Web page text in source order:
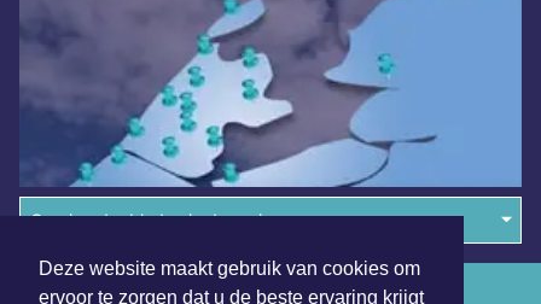
Deze website maakt gebruik van cookies om
ervoor te zorgen dat u de beste ervaring krijgt
Overige dagbladen in de regio
Algemene voorwaarden